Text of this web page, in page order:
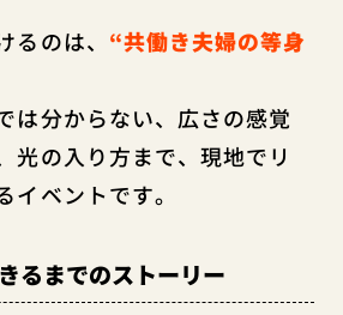
るのは、 “共働き夫婦の等身
は分からない、広さの感覚
光の入り方まで、現地でリ
イベントです。
るまでのストーリー